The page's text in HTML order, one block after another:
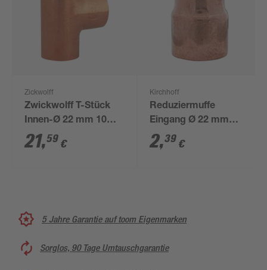
Zickwolff
Zwickwolff T-Stück
Innen-Ø 22 mm 10
Stück
21,59 €
Kirchhoff
Reduziermuffe
Eingang Ø 22 mm
Ausgang Ø 15 mm
2,39 €
5 Jahre Garantie auf toom Eigenmarken
Sorglos, 90 Tage Umtauschgarantie